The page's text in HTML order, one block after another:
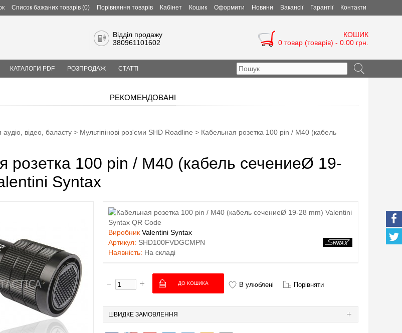
Список бажаних товарів (0) Порівняння товарів Кабінет Кошик Оформити Новини Вакансії Гарантії Контакти
КОШИК
0 товар (товарів) - 0.00 грн.
Відділ продажу
380961101602
КАТАЛОГИ PDF РОЗПРОДАЖ СТАТТІ
РЕКОМЕНДОВАНІ
відео, баласту > Мультіпіновi роз'єми SHD Roadline > Кабельная розетка 100 pin / M40 (кабель
розетка 100 pin / M40 (кабель сечениеØ 19-
Syntax
Виробник Valentini Syntax
Артикул: SHD100FVDGCMPN
Наявність: На складі
В улюблені Порівняти
ШВИДКЕ ЗАМОВЛЕННЯ